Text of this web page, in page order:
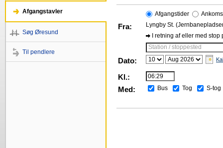
Afgangstavler
Søg Øresund
Til pendlere
Afgangstider
Fra:
Lyngby St.
I retning af eller med stop
Station / stoppested
Dato:
Kl.:
Med:
Bus Tog S-tog